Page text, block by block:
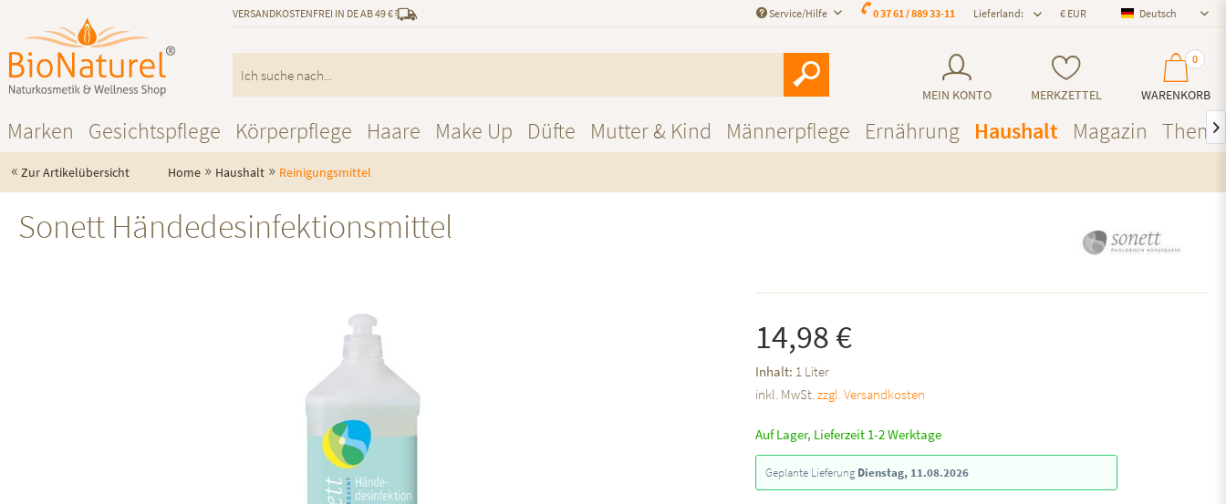
VERSANDKOSTENFREI IN DE AB 49 € Deutsch
Deutsch
Lieferland:
0 37 61 / 889 33-11
Service/Hilfe
MEIN KONTO MERKZETTEL
0
WARENKORB
Marken Gesichtspflege Körperpflege Haare Make Up Düfte Mutter & Kind Männerpflege Ernährung Haushalt Magazin 
« Zur Artikelübersicht Home » Haushalt » Reinigungsmittel
Sonett Händedesinfektionsmittel
14,98 €
Inhalt: 1 Liter
inkl. MwSt.zzgl. Versandkosten
Auf Lager, Lieferzeit 1-2 Werktage
Geplante Lieferung Dienstag, 11.08.2026